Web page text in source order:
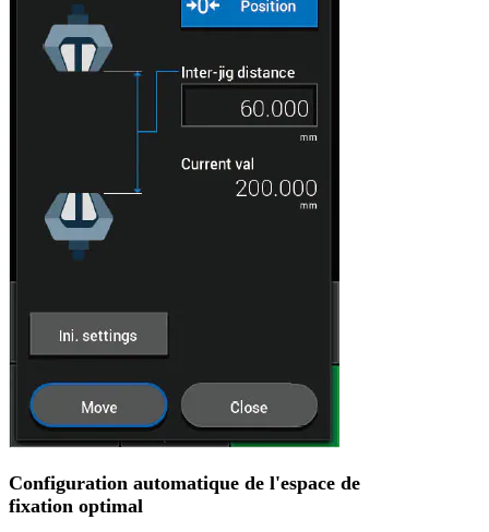
Configuration automatique de l'espace de
fixation optimal